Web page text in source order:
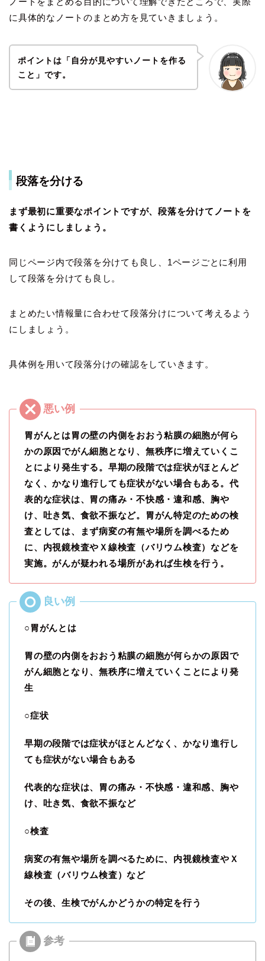
に具体的なノートのまとめ方を見ていきましょう。
ポイントは「自分が見やすいノートを作る
こと」です。
段落を分ける
まず最初に重要なポイントですが、段落を分けてノートを
書くようにしましょう。
同じページ内で段落を分けても良し、1ページごとに利用
して段落を分けても良し。
まとめたい情報量に合わせて段落分けについて考えるよう
にしましょう。
具体例を用いて段落分けの確認をしていきます。
胃がんとは胃の壁の内側をおおう粘膜の細胞が何ら
かの原因でがん細胞となり、無秩序に増えていくこ
とにより発生する。早期の段階では症状がほとんど
なく、かなり進行しても症状がない場合もある。代
表的な症状は、胃の痛み・不快感・違和感、胸や
け、吐き気、食欲不振など。胃がん特定のための検
査としては、まず病変の有無や場所を調べるため
に、内視鏡検査やＸ線検査（バリウム検査）などを
実施。がんが疑われる場所があれば生検を行う。
○胃がんとは
胃の壁の内側をおおう粘膜の細胞が何らかの原因で
がん細胞となり、無秩序に増えていくことにより発
生
○症状
早期の段階では症状がほとんどなく、かなり進行し
ても症状がない場合もある
代表的な症状は、胃の痛み・不快感・違和感、胸や
け、吐き気、食欲不振など
○検査
病変の有無や場所を調べるために、内視鏡検査やＸ
線検査（バリウム検査）など
その後、生検でがんかどうかの特定を行う